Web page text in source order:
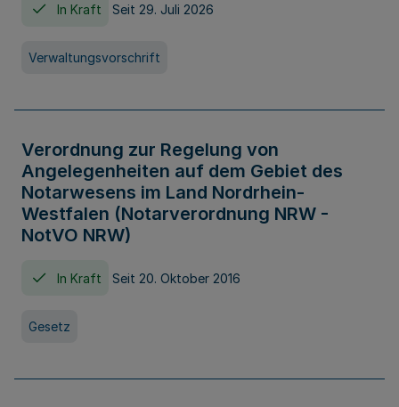
In Kraft Seit 29. Juli 2026
Verwaltungsvorschrift
Verordnung zur Regelung von
Angelegenheiten auf dem Gebiet des
Notarwesens im Land Nordrhein-
Westfalen (Notarverordnung NRW -
NotVO NRW)
In Kraft Seit 20. Oktober 2016
Gesetz